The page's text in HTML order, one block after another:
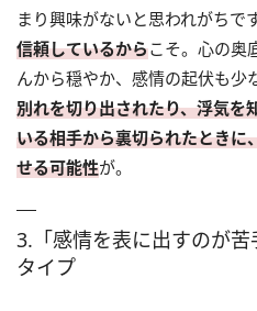
まり興味がないと思われがちで
信頼しているからこそ。心の奥
んから穏やか、感情の起伏も少
別れを切り出されたり、浮気を
いる相手から裏切られたときに
せる可能性が。
3.「感情を表に出すのが
タイプ